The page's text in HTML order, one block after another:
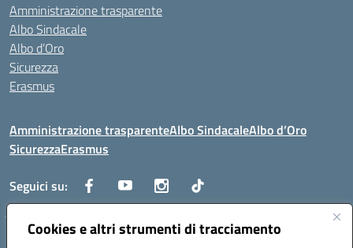
Cookies e altri strumenti di tracciamento
Amministrazione trasparente
Albo Sindacale
Albo d’Oro
Sicurezza
Erasmus
Amministrazione trasparenteAlbo SindacaleAlbo d’Oro
SicurezzaErasmus
Seguici su: